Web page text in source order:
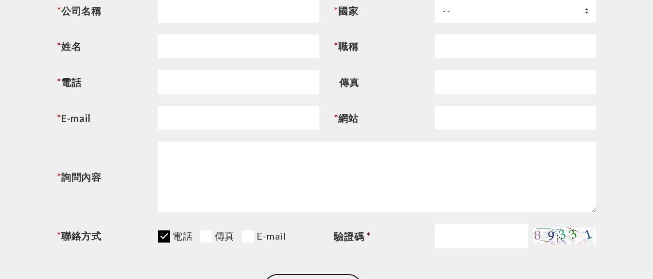
聯絡我們
*公司名稱 *國家
*姓名 *職稱
*電話 傳真
*E-mail *網站
*詢問內容
*聯絡方式 電話 傳真 E-mail 驗證碼 *